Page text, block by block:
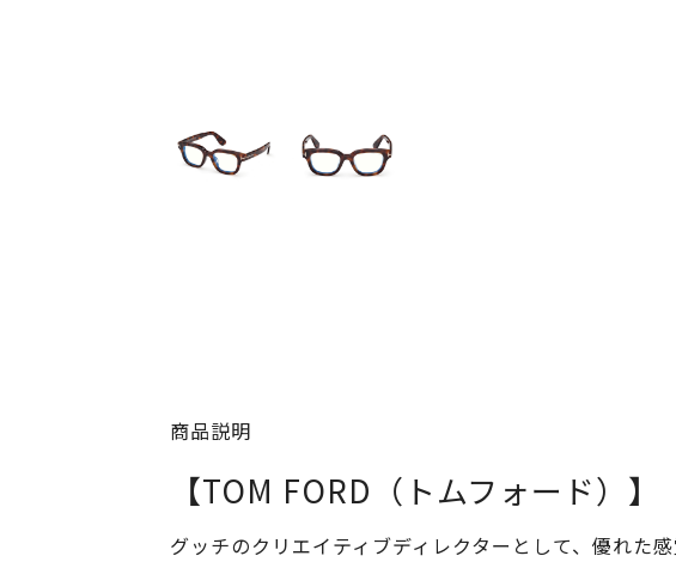
商品説明
【TOM FORD（トムフォード）】
グッチのクリエイティブディレクターとして、優れた